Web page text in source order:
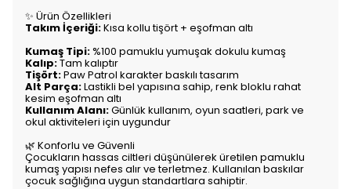
✨ Ürün Özellikleri
Takım İçeriği:Kısa kollu tişört + eşofman altı
Kumaş Tipi:%100 pamuklu yumuşak dokulu kumaş
Kalıp:Tam kalıptır
Tişört:Paw Patrol karakter baskılı tasarım
Alt Parça:Lastikli bel yapısına sahip, renk bloklu rahat
kesim eşofman altı
Kullanım Alanı:Günlük kullanım, oyun saatleri, park ve
okul aktiviteleri için uygundur
🌿 Konforlu ve Güvenli
Çocukların hassas ciltleri düşünülerek üretilen pamuklu
kumaş yapısı nefes alır ve terletmez. Kullanılan baskılar
çocuk sağlığına uygun standartlara sahiptir.